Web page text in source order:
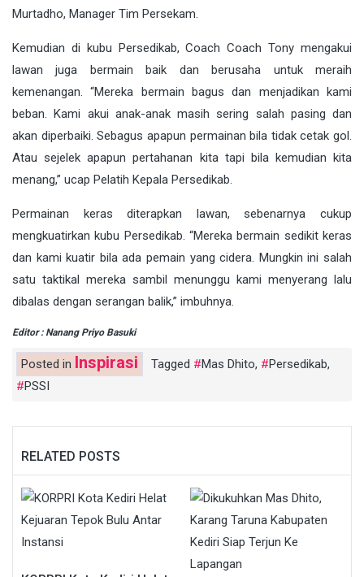
Murtadho, Manager Tim Persekam.
Kemudian di kubu Persedikab, Coach Coach Tony mengakui
lawan juga bermain baik dan berusaha untuk meraih
kemenangan. “Mereka bermain bagus dan menjadikan kami
beban. Kami akui anak-anak masih sering salah pasing dan
akan diperbaiki. Sebagus apapun permainan bila tidak cetak gol.
Atau sejelek apapun pertahanan kita tapi bila kemudian kita
menang,” ucap Pelatih Kepala Persedikab.
Permainan keras diterapkan lawan, sebenarnya cukup
mengkuatirkan kubu Persedikab. “Mereka bermain sedikit keras
dan kami kuatir bila ada pemain yang cidera. Mungkin ini salah
satu taktikal mereka sambil menunggu kami menyerang lalu
dibalas dengan serangan balik,” imbuhnya.
Editor : Nanang Priyo Basuki
Posted in Inspirasi Tagged Mas Dhito, Persedikab,
PSSI
RELATED POSTS